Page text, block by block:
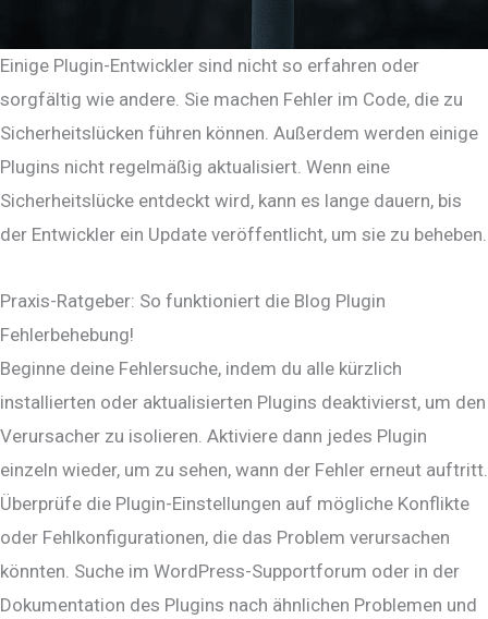
Einige Plugin-Entwickler sind nicht so erfahren oder
sorgfältig wie andere. Sie machen Fehler im Code, die zu
Sicherheitslücken führen können. Außerdem werden einige
Plugins nicht regelmäßig aktualisiert. Wenn eine
Sicherheitslücke entdeckt wird, kann es lange dauern, bis
der Entwickler ein Update veröffentlicht, um sie zu beheben.
Praxis-Ratgeber: So funktioniert die Blog Plugin
Fehlerbehebung!
Beginne deine Fehlersuche, indem du alle kürzlich
installierten oder aktualisierten Plugins deaktivierst, um den
Verursacher zu isolieren. Aktiviere dann jedes Plugin
einzeln wieder, um zu sehen, wann der Fehler erneut auftritt.
Überprüfe die Plugin-Einstellungen auf mögliche Konflikte
oder Fehlkonfigurationen, die das Problem verursachen
könnten. Suche im WordPress-Supportforum oder in der
Dokumentation des Plugins nach ähnlichen Problemen und